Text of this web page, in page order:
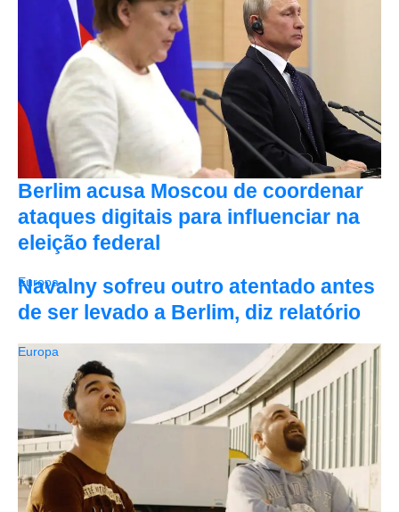
Berlim acusa Moscou de coordenar
ataques digitais para influenciar na
eleição federal
Navalny sofreu outro atentado antes
de ser levado a Berlim, diz relatório
Europa
Europa